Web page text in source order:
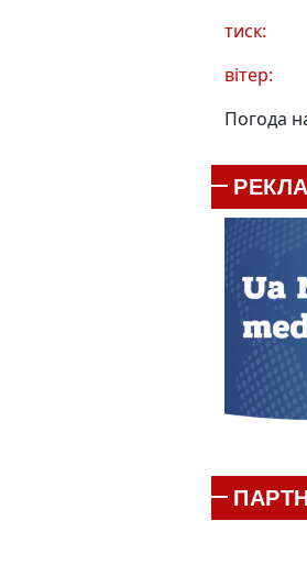
тиск:
вітер:
Погода